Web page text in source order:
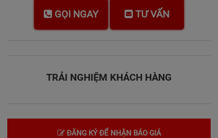
GỌI NGAY TƯ VẤN
TRẢI NGHIỆM KHÁCH HÀNG
ĐĂNG KÝ ĐỂ NHẬN BÁO GIÁ